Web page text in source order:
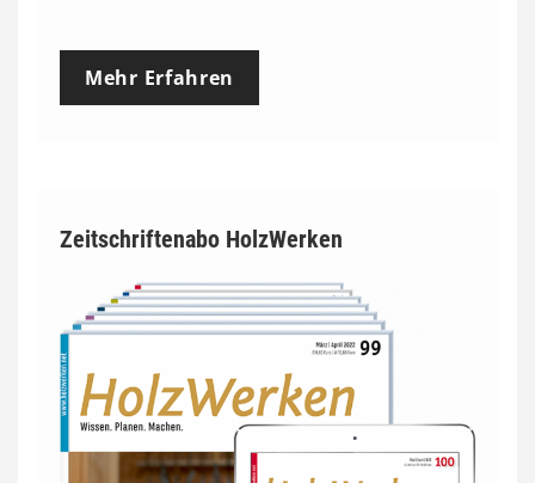
Mehr Erfahren
Zeitschriftenabo HolzWerken